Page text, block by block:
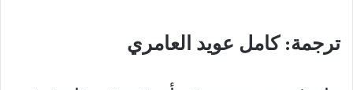
ترجمة: كامل عويد العامري